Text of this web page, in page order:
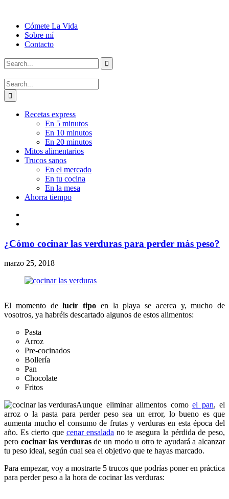
Cómete La Vida
Sobre mí
Contacto
Recetas express
En 5 minutos
En 10 minutos
En 20 minutos
Mitos alimentarios
Trucos sanos
En el mercado
En tu cocina
En la mesa
Ahorra tiempo
¿Cómo cocinar las verduras para perder más peso?
marzo 25, 2018
El momento delucir tipo en la playa se acerca y, mucho de
vosotros, ya habréis descartado algunos de estos alimentos:
Pasta
Arroz
Pre-cocinados
Bollería
Pan
Chocolate
Fritos
Aunque eliminar alimentos como el pan, el
arroz o la pasta para perder peso sea un error, lo bueno es que
aumenta mucho el consumo de frutas y verduras en esta época del
año. Es cierto que cenar ensaladano te asegura la pérdida de peso,
pero cocinar las verdurasde un modo u otro te ayudará a alcanzar
tu peso ideal, según cual sea el objetivo que te hayas marcado.
Para empezar, voy a mostrarte 5 trucos que podrías poner en práctica
para perder peso a la hora de cocinar las verduras: